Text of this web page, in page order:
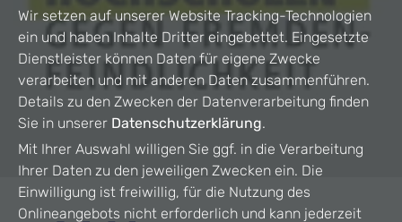
Wir setzen auf unserer Website Tracking-Technologien
ein und haben Inhalte Dritter eingebettet. Eingesetzte
Dienstleister können Daten für eigene Zwecke
verarbeiten und mit anderen Daten zusammenführen.
Details zu den Zwecken der Datenverarbeitung finden
Sie in unserer Datenschutzerklärung.
Mit Ihrer Auswahl willigen Sie ggf. in die Verarbeitung
Ihrer Daten zu den jeweiligen Zwecken ein. Die
Einwilligung ist freiwillig, für die Nutzung des
Onlineangebots nicht erforderlich und kann jederzeit